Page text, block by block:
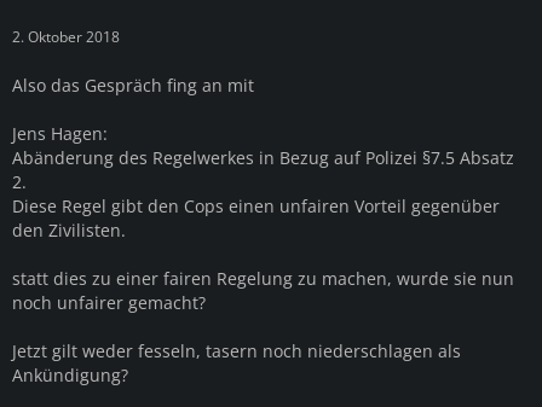
2. Oktober 2018
Also das Gespräch fing an mit
Jens Hagen:
Abänderung des Regelwerkes in Bezug auf Polizei §7.5 Absatz
2.
Diese Regel gibt den Cops einen unfairen Vorteil gegenüber
den Zivilisten.
statt dies zu einer fairen Regelung zu machen, wurde sie nun
noch unfairer gemacht?
Jetzt gilt weder fesseln, tasern noch niederschlagen als
Ankündigung?